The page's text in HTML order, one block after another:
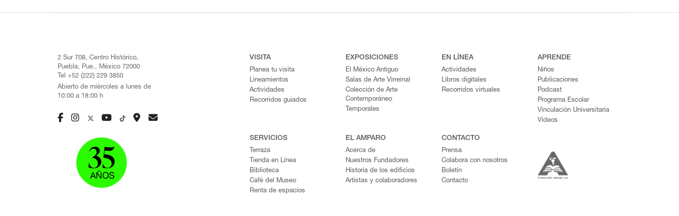
2 Sur 708, Centro Histórico,
Puebla, Pue., México 72000
Tel +52 (222) 229 3850
Abierto de miércoles a lunes de
10:00 a 18:00 h
VISITA
Planea tu visita
Lineamientos
Actividades
Recorridos guiados
EXPOSICIONES
El México Antiguo
Salas de Arte Virreinal
Colección de Arte
Contemporáneo
Temporales
EN LÍNEA
Actividades
Libros digitales
Recorridos virtuales
APRENDE
Niños
Publicaciones
Podcast
Programa Escolar
Vinculación Universitaria
Videos
SERVICIOS
Terraza
Tienda en Línea
Biblioteca
Café del Museo
Renta de espacios
EL AMPARO
Acerca de
Nuestros Fundadores
Historia de los edificios
Artistas y colaboradores
CONTACTO
Prensa
Colabora con nosotros
Boletín
Contacto